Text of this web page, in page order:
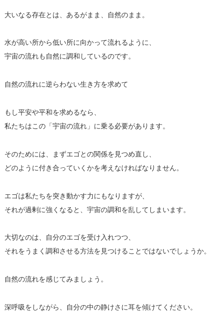
大いなる存在とは、あるがまま、自然のまま。
水が高い所から低い所に向かって流れるように、
宇宙の流れも自然に調和しているのです。
自然の流れに逆らわない生き方を求めて
もし平安や平和を求めるなら、
私たちはこの「宇宙の流れ」に乗る必要があります。
そのためには、まずエゴとの関係を見つめ直し、
どのように付き合っていくかを考えなければなりません。
エゴは私たちを突き動かす力にもなりますが、
それが過剰に強くなると、宇宙の調和を乱してしまいます。
大切なのは、自分のエゴを受け入れつつ、
それをうまく調和させる方法を見つけることではないでしょうか。
自然の流れを感じてみましょう。
深呼吸をしながら、自分の中の静けさに耳を傾けてください。